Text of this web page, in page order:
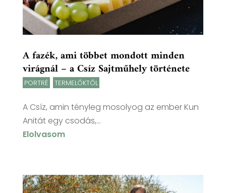
A fazék, ami többet mondott minden
virágnál – a Csíz Sajtműhely története
PORTRÉ TERMELŐKTŐL
A Csíz, amin tényleg mosolyog az ember Kun
Anitát egy csodás,...
Elolvasom